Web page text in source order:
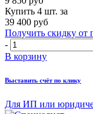
Купить 4 шт. за
39 400 руб
Получить скидку от
-
В корзину
Выставить счёт по клику
Для ИП или